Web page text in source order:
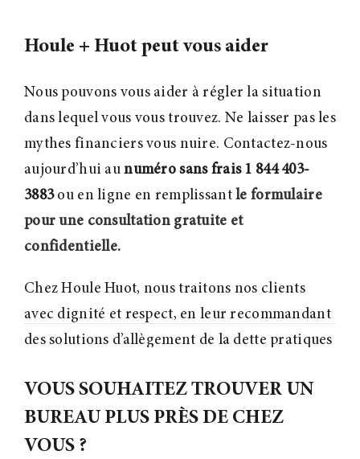
Houle + Huot peut vous aider
Nous pouvons vous aider à régler la situation
dans lequel vous vous trouvez. Ne laisser pas les
mythes financiers vous nuire. Contactez-nous
aujourd’hui aunuméro sans frais 1 844 403-
3883ou en ligne en remplissantle formulaire
pour une consultation gratuite et
confidentielle.
Chez Houle Huot, nous traitons nos clients
avec dignité et respect, en leur recommandant
des solutions d’allègement de la dette pratiques
VOUS SOUHAITEZ TROUVER UN
BUREAU PLUS PRÈS DE CHEZ
VOUS ?